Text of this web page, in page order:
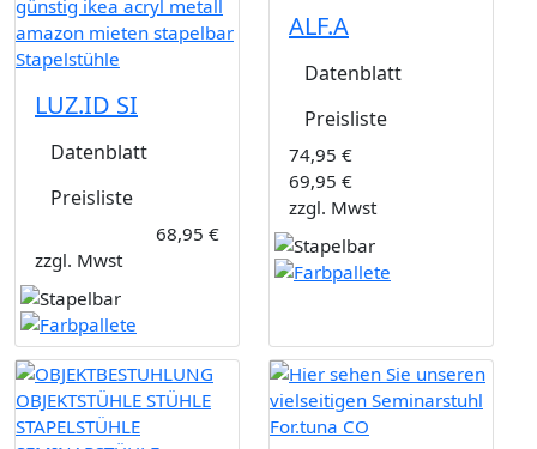
LUZ.ID SI
Datenblatt
Preisliste
68,95 €
zzgl. Mwst
ALF.A
Datenblatt
Preisliste
74,95 €
69,95 €
zzgl. Mwst